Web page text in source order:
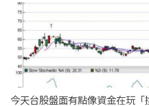
今天台股盤面有點像資金在玩